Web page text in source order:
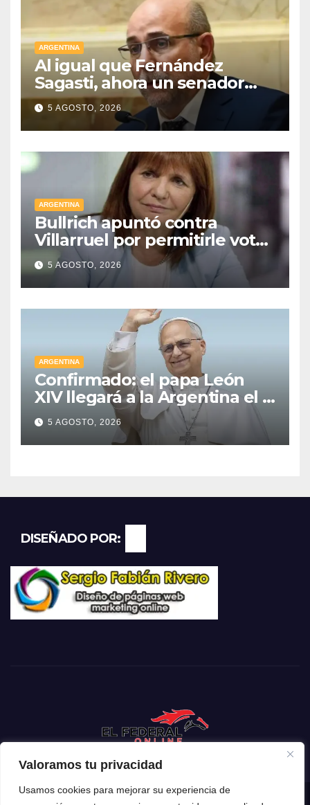
Valoramos tu privacidad
Usamos cookies para mejorar su experiencia de
ARGENTINA
Al igual que Fernández
Sagasti, ahora un senador
radical pidió votar en forma
remota
5 AGOSTO, 2026
ARGENTINA
Bullrich apuntó contra
Villarruel por permitirle votar
a distancia a una senadora
kirchnerista: “Es un
mamarracho”
5 AGOSTO, 2026
ARGENTINA
Confirmado: el papa León
XIV llegará a la Argentina el 8
de noviembre y realizará una
histórica gira federal
5 AGOSTO, 2026
DISEÑADO POR: